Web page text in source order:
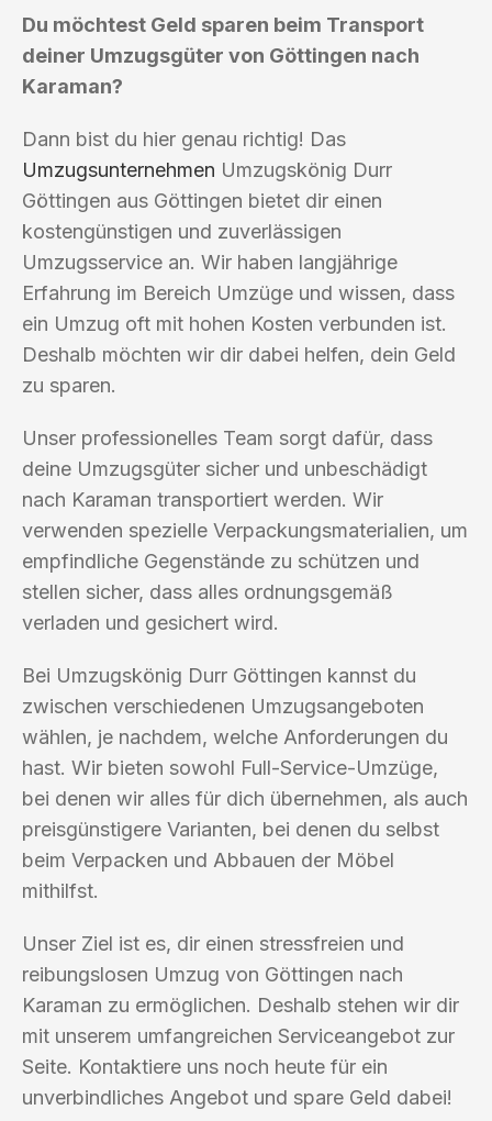
Du möchtest Geld sparen beim Transport
deiner Umzugsgüter von Göttingen nach
Karaman?
Dann bist du hier genau richtig! Das
Umzugsunternehmen Umzugskönig Durr
Göttingen aus Göttingen bietet dir einen
kostengünstigen und zuverlässigen
Umzugsservice an. Wir haben langjährige
Erfahrung im Bereich Umzüge und wissen, dass
ein Umzug oft mit hohen Kosten verbunden ist.
Deshalb möchten wir dir dabei helfen, dein Geld
zu sparen.
Unser professionelles Team sorgt dafür, dass
deine Umzugsgüter sicher und unbeschädigt
nach Karaman transportiert werden. Wir
verwenden spezielle Verpackungsmaterialien, um
empfindliche Gegenstände zu schützen und
stellen sicher, dass alles ordnungsgemäß
verladen und gesichert wird.
Bei Umzugskönig Durr Göttingen kannst du
zwischen verschiedenen Umzugsangeboten
wählen, je nachdem, welche Anforderungen du
hast. Wir bieten sowohl Full-Service-Umzüge,
bei denen wir alles für dich übernehmen, als auch
preisgünstigere Varianten, bei denen du selbst
beim Verpacken und Abbauen der Möbel
mithilfst.
Unser Ziel ist es, dir einen stressfreien und
reibungslosen Umzug von Göttingen nach
Karaman zu ermöglichen. Deshalb stehen wir dir
mit unserem umfangreichen Serviceangebot zur
Seite. Kontaktiere uns noch heute für ein
unverbindliches Angebot und spare Geld dabei!